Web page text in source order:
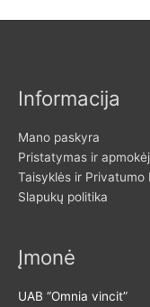
Informacija
Mano paskyra
Pristatymas ir
Taisyklės ir Privatumo
Slapukų politika
Įmonė
UAB “Omnia vincit”